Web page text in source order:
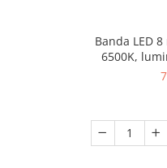
Banda LED
6500K,